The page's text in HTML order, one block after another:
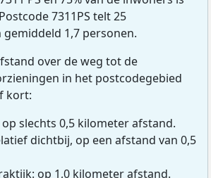
7311PS telt 25
1,7 personen.
over de weg tot de
in het postcodegebied
kort:
slechts 0,5 kilometer afstand.
dichtbij, op een afstand van 0,5
op 1,0 kilometer afstand.